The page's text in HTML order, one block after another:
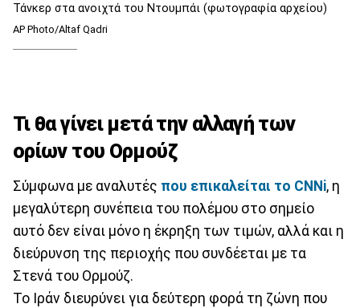
Τάνκερ στα ανοιχτά του Ντουμπάι (φωτογραφία αρχείου)
AP Photo/Altaf Qadri
Τι θα γίνει μετά την αλλαγή των
ορίων του Ορμούζ
Σύμφωνα με αναλυτές που επικαλείται το CNNi, η
μεγαλύτερη συνέπεια του πολέμου στο σημείο
αυτό δεν είναι μόνο η έκρηξη των τιμών, αλλά και η
διεύρυνση της περιοχής που συνδέεται με τα
Στενά του Ορμούζ.
Το Ιράν διευρύνει για δεύτερη φορά τη ζώνη που